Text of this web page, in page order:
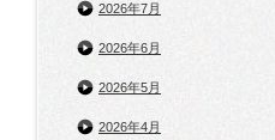
2026年7月
2026年6月
2026年5月
2026年4月